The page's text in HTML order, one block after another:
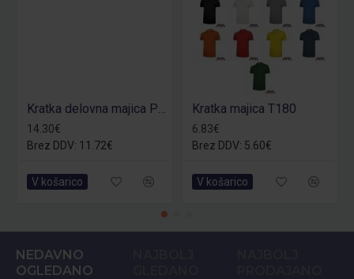
Kratka delovna majica Posejdon
14.30€
Brez DDV: 11.72€
V košarico
Kratka majica T180
6.83€
Brez DDV: 5.60€
V košarico
NEDAVNO
OGLEDANO